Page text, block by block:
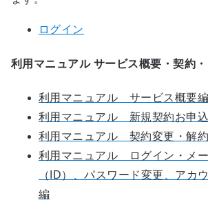
ログイン
利用マニュアル サービス概要・契約
利用マニュアル サービス概要編
利用マニュアル 新規契約お申
利用マニュアル 契約変更・解
利用マニュアル ログイン・メ
（ID）、パスワード変更、アカ
編